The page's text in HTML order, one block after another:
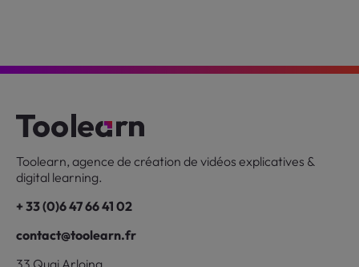
Toolearn, agence de création de vidéos explicatives &
digital learning.
+ 33 (0)6 47 66 41 02
contact@toolearn.fr
33 Quai Arloing